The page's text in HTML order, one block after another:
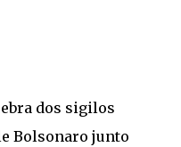
dos sigilos
Bolsonaro junto